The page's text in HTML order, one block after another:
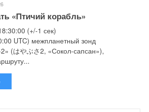
«Птичий корабль»
(+/-1 сек)
UTC) межпланетный зонд
(はやぶさ2, «Сокол-сапсан»),